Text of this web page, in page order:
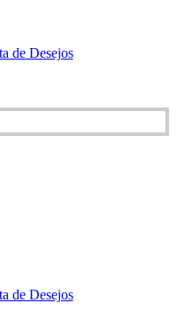
de Desejos
de Desejos